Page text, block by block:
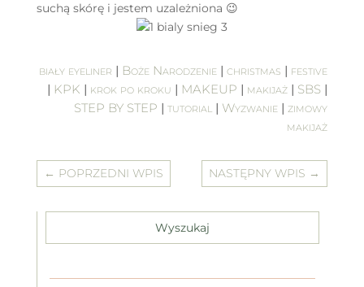
suchą skórę i jestem uzależniona 😉
biały eyeliner | Boże Narodzenie |christmas | festive
| KPK | krok po kroku | MAKEUP | makijaż | SBS |
STEP BY STEP |tutorial | Wyzwanie |zimowy
makijaż
← POPRZEDNI WPIS NASTĘPNY WPIS →